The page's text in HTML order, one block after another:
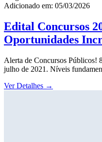
Adicionado em: 05/03/2026
Edital Concursos
Oportunidades
Alerta de Concursos Públicos!
julho de 2021. Níveis
Ver Detalhes →